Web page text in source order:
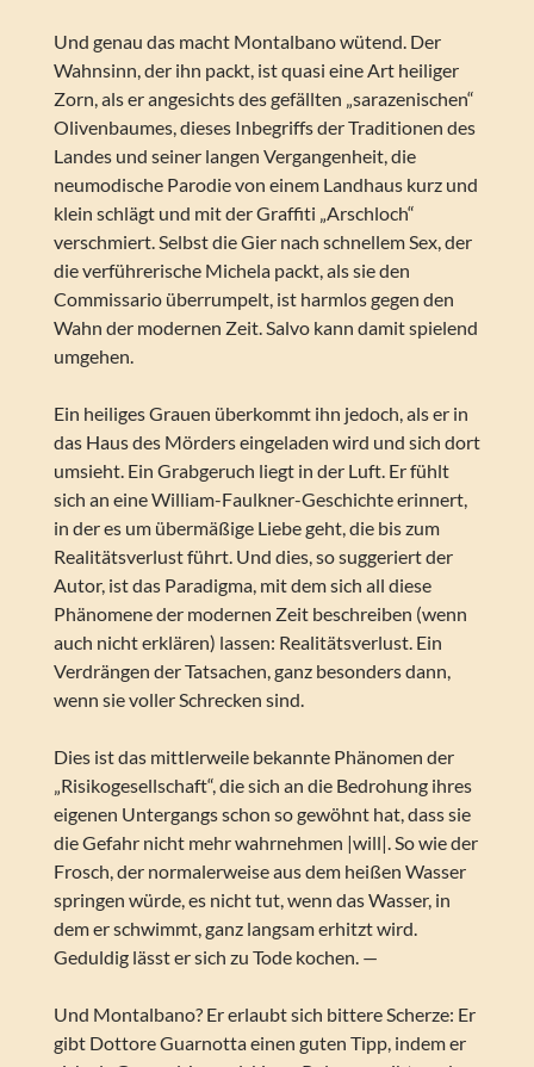
Und genau das macht Montalbano wütend. Der
Wahnsinn, der ihn packt, ist quasi eine Art heiliger
Zorn, als er angesichts des gefällten „sarazenischen“
Olivenbaumes, dieses Inbegriffs der Traditionen des
Landes und seiner langen Vergangenheit, die
neumodische Parodie von einem Landhaus kurz und
klein schlägt und mit der Graffiti „Arschloch“
verschmiert. Selbst die Gier nach schnellem Sex, der
die verführerische Michela packt, als sie den
Commissario überrumpelt, ist harmlos gegen den
Wahn der modernen Zeit. Salvo kann damit spielend
umgehen.
Ein heiliges Grauen überkommt ihn jedoch, als er in
das Haus des Mörders eingeladen wird und sich dort
umsieht. Ein Grabgeruch liegt in der Luft. Er fühlt
sich an eine William-Faulkner-Geschichte erinnert,
in der es um übermäßige Liebe geht, die bis zum
Realitätsverlust führt. Und dies, so suggeriert der
Autor, ist das Paradigma, mit dem sich all diese
Phänomene der modernen Zeit beschreiben (wenn
auch nicht erklären) lassen: Realitätsverlust. Ein
Verdrängen der Tatsachen, ganz besonders dann,
wenn sie voller Schrecken sind.
Dies ist das mittlerweile bekannte Phänomen der
„Risikogesellschaft“, die sich an die Bedrohung ihres
eigenen Untergangs schon so gewöhnt hat, dass sie
die Gefahr nicht mehr wahrnehmen |will|. So wie der
Frosch, der normalerweise aus dem heißen Wasser
springen würde, es nicht tut, wenn das Wasser, in
dem er schwimmt, ganz langsam erhitzt wird.
Geduldig lässt er sich zu Tode kochen. —
Und Montalbano? Er erlaubt sich bittere Scherze: Er
gibt Dottore Guarnotta einen guten Tipp, indem er